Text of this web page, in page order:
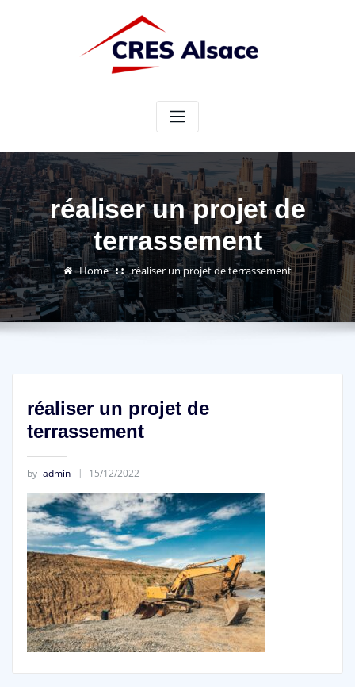
réaliser un projet de
terrassement
Home réaliser un projet de terrassement
réaliser un projet de
terrassement
by admin 15/12/2022